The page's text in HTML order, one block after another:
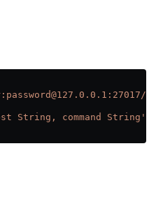
String, command String'